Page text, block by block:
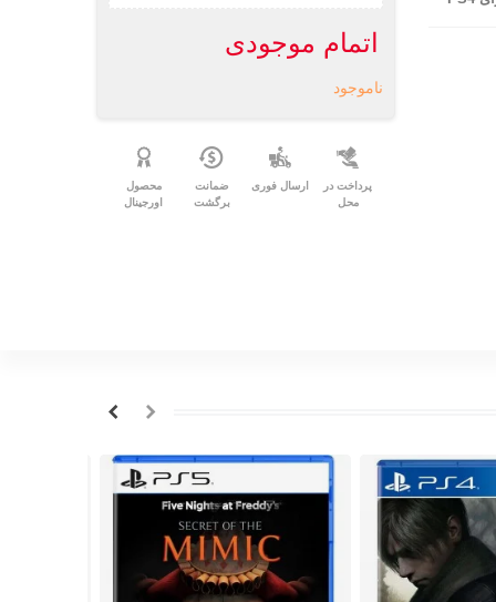
اتمام موجودی
ناموجود
پرداخت در
محل
ارسال فوری
ضمانت
برگشت
محصول
اورجینال